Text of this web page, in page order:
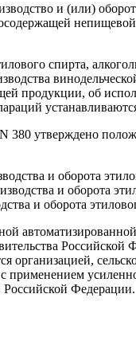
и (или)
спирта,
продукции, об
утверждено
и оборота
и оборота
и оборота
Российской
применением
Федерации.